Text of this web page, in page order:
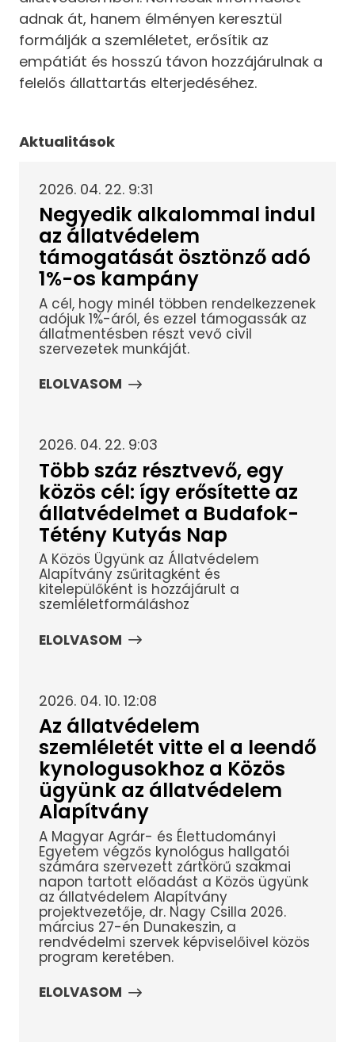
adnak át, hanem élményen keresztül
formálják a szemléletet, erősítik az
empátiát és hosszú távon hozzájárulnak a
felelős állattartás elterjedéséhez.
Aktualitások
2026. 04. 22. 9:31
Negyedik alkalommal indul
az állatvédelem
támogatását ösztönző adó
1%-os kampány
A cél, hogy minél többen rendelkezzenek
adójuk 1%-áról, és ezzel támogassák az
állatmentésben részt vevő civil
szervezetek munkáját.
ELOLVASOM
2026. 04. 22. 9:03
Több száz résztvevő, egy
közös cél: így erősítette az
állatvédelmet a Budafok-
Tétény Kutyás Nap
A Közös Ügyünk az Állatvédelem
Alapítvány zsűritagként és
kitelepülőként is hozzájárult a
szemléletformáláshoz
ELOLVASOM
2026. 04. 10. 12:08
Az állatvédelem
szemléletét vitte el a leendő
kynologusokhoz a Közös
ügyünk az állatvédelem
Alapítvány
A Magyar Agrár- és Élettudományi
Egyetem végzős kynológus hallgatói
számára szervezett zártkörű szakmai
napon tartott előadást a Közös ügyünk
az állatvédelem Alapítvány
projektvezetője, dr. Nagy Csilla 2026.
március 27-én Dunakeszin, a
rendvédelmi szervek képviselőivel közös
program keretében.
ELOLVASOM